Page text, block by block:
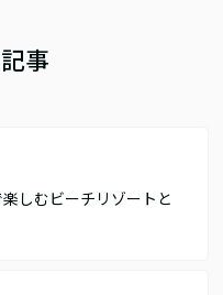
事
しむビーチリゾートと